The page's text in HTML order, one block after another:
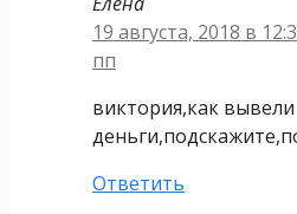
19 августа, 2018 в
пп
виктория,как вывели
Ответить